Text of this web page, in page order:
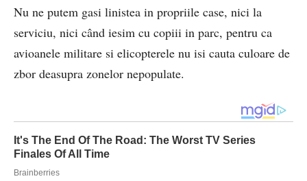
Nu ne putem gasi linistea in propriile case, nici la
serviciu, nici când iesim cu copiii in parc, pentru ca
avioanele militare si elicopterele nu isi cauta culoare de
zbor deasupra zonelor nepopulate.